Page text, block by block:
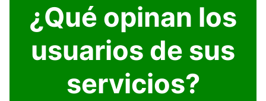
¿Qué opinan los
usuarios de sus
servicios?